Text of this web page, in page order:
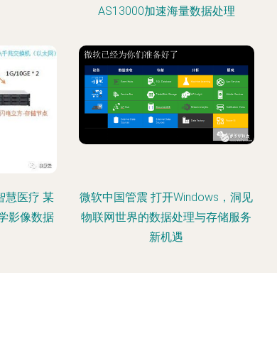
AS13000加速海量数据处理
慧医疗 某
影像数据
微软中国管震 打开Windows，洞见
物联网世界的数据处理与存储服务
新机遇